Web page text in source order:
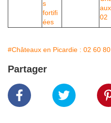
#Châteaux en Picardie : 02 60 80
Partager